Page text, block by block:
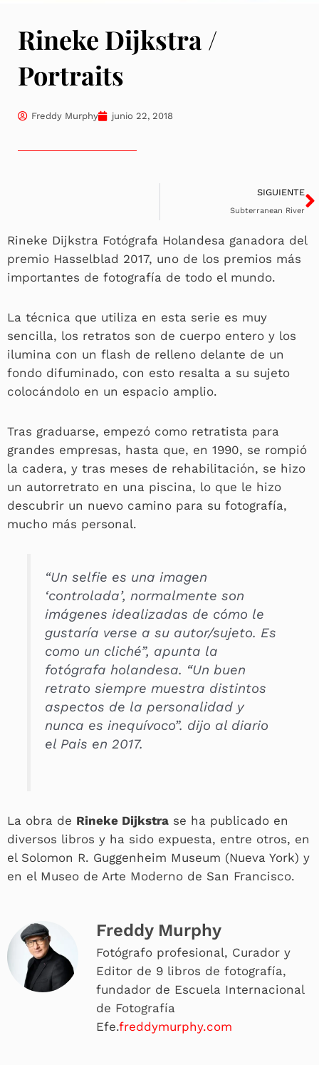
Rineke Dijkstra /
Portraits
Freddy Murphy junio 22, 2018
SIGUIENTE
Subterranean River
Rineke Dijkstra Fotógrafa Holandesa ganadora del
premio Hasselblad 2017, uno de los premios más
importantes de fotografía de todo el mundo.
La técnica que utiliza en esta serie es muy
sencilla, los retratos son de cuerpo entero y los
ilumina con un flash de relleno delante de un
fondo difuminado, con esto resalta a su sujeto
colocándolo en un espacio amplio.
Tras graduarse, empezó como retratista para
grandes empresas, hasta que, en 1990, se rompió
la cadera, y tras meses de rehabilitación, se hizo
un autorretrato en una piscina, lo que le hizo
descubrir un nuevo camino para su fotografía,
mucho más personal.
“Unselfie es una imagen
‘controlada’, normalmente son
imágenes idealizadas de cómo le
gustaría verse a su autor/sujeto. Es
como un cliché”, apunta la
fotógrafa holandesa. “Un buen
retrato siempre muestra distintos
aspectos de la personalidad y
nunca es inequívoco”. dijo al diario
el Pais en 2017.
La obra de Rineke Dijkstra se ha publicado en
diversos libros y ha sido expuesta, entre otros, en
el Solomon R. Guggenheim Museum (Nueva York) y
en el Museo de Arte Moderno de San Francisco.
Freddy Murphy
Fotógrafo profesional, Curador y
Editor de 9 libros de fotografía,
fundador de Escuela Internacional
de Fotografía
Efe.freddymurphy.com